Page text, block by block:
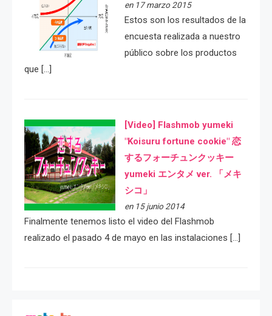
en 17 marzo 2015
Estos son los resultados de la
encuesta realizada a nuestro
público sobre los productos
que […]
[Video] Flashmob yumeki
"Koisuru fortune cookie" 恋
するフォーチュンクッキー
yumeki エンタメ ver. 「メキ
シコ」
en 15 junio 2014
Finalmente tenemos listo el video del Flashmob
realizado el pasado 4 de mayo en las instalaciones […]